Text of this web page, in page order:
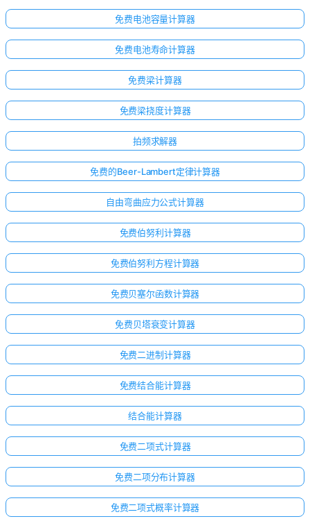
暂
免费电池容量计算器
免费电池寿命计算器
免费梁计算器
免费梁挠度计算器
拍频求解器
免费的Beer-Lambert定律计算器
自由弯曲应力公式计算器
免费伯努利计算器
免费伯努利方程计算器
免费贝塞尔函数计算器
免费贝塔衰变计算器
免费二进制计算器
免费结合能计算器
结合能计算器
免费二项式计算器
免费二项分布计算器
免费二项式概率计算器